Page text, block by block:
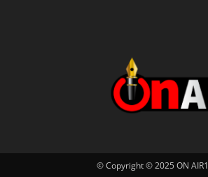
© Copyright © 2025 ON